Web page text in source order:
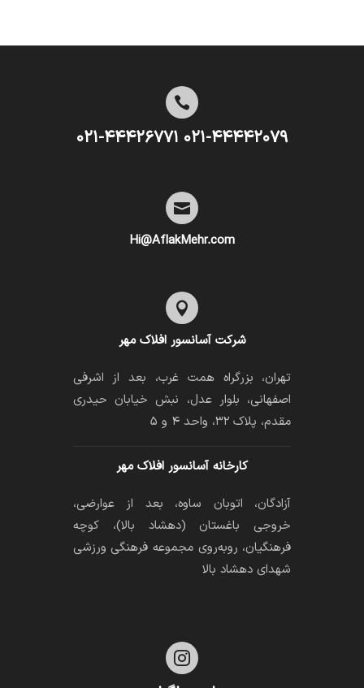

۰۲۱-۴۴۴۴۲۰۷۹ ۰۲۱-۴۴۴۲۶۷۷۱

Hi@AflakMehr.com

شرکت آسانسور افلاک مهر
تهران، بزرگراه همت غرب، بعد از اشرفی
اصفهانی، بلوار عدل، نبش خیابان حیدری
مقدم، پلاک ۳۲، واحد ۴ و ۵
کارخانه آسانسور افلاک مهر
آزادگان، اتوبان ساوه، بعد از عوارضی،
خروجی باغستان (دهشاد بالا)، کوچه
فرهنگیان، رو‌به‌روی مجموعه فرهنگی ورزشی
شهدای دهشاد بالا
